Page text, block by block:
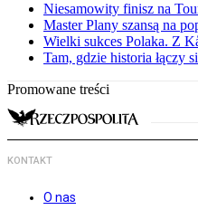
Niesamowity finisz na
Master Plany szansą na
Wielki sukces Polaka. Z
Tam, gdzie historia łączy
Promowane treści
KONTAKT
O nas